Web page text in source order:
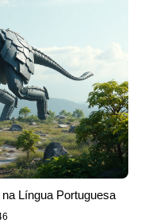
Língua Portuguesa